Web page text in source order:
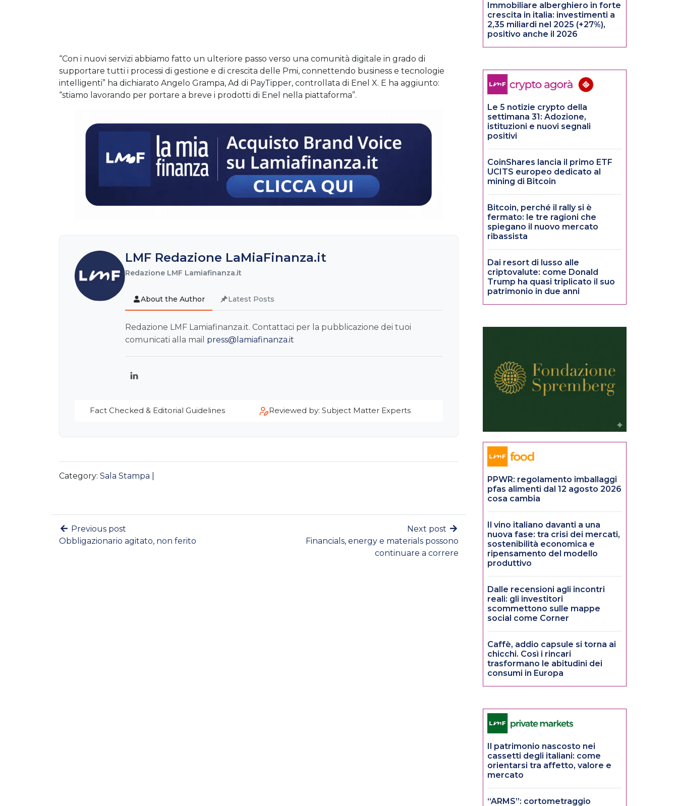
“Con i nuovi servizi abbiamo fatto un ulteriore passo verso una comunità digitale in grado di
supportare tutti i processi di gestione e di crescita delle Pmi, connettendo business e tecnologie
intelligenti” ha dichiarato Angelo Grampa, Ad di PayTipper, controllata di Enel X. E ha aggiunto:
“stiamo lavorando per portare a breve i prodotti di Enel nella piattaforma”.
LMF Redazione LaMiaFinanza.it
Redazione LMF Lamiafinanza.it
About the Author Latest Posts
Redazione LMF Lamiafinanza.it. Contattaci per la pubblicazione dei tuoi
comunicati alla mail press@lamiafinanza.it
LinkedIn
Fact Checked & Editorial Guidelines Reviewed by: Subject Matter Experts
Category: Sala Stampa
Previous post
Obbligazionario agitato, non ferito
Next post
Financials, energy e materials possono
continuare a correre
Immobiliare alberghiero in forte
crescita in italia: investimenti a
2,35 miliardi nel 2025 (+27%),
positivo anche il 2026
Le 5 notizie crypto della
settimana 31: Adozione,
istituzioni e nuovi segnali
positivi
CoinShares lancia il primo ETF
UCITS europeo dedicato al
mining di Bitcoin
Bitcoin, perché il rally si è
fermato: le tre ragioni che
spiegano il nuovo mercato
ribassista
Dai resort di lusso alle
criptovalute: come Donald
Trump ha quasi triplicato il suo
patrimonio in due anni
PPWR: regolamento imballaggi
pfas alimenti dal 12 agosto 2026
cosa cambia
Il vino italiano davanti a una
nuova fase: tra crisi dei mercati,
sostenibilità economica e
ripensamento del modello
produttivo
Dalle recensioni agli incontri
reali: gli investitori
scommettono sulle mappe
social come Corner
Caffè, addio capsule si torna ai
chicchi. Così i rincari
trasformano le abitudini dei
consumi in Europa
Il patrimonio nascosto nei
cassetti degli italiani: come
orientarsi tra affetto, valore e
mercato
“ARMS”: cortometraggio